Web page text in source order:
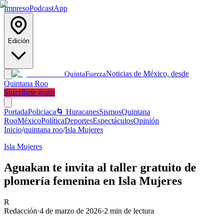
ImpresoPodcastApp
Edición
QuintaFuerzaNoticias de México, desde
Quintana Roo
Suscríbete gratis
PortadaPoliciaca 🌀 HuracanesSismosQuintana
RooMéxicoPolíticaDeportesEspectáculosOpinión
Inicio/quintana roo/Isla Mujeres
Isla Mujeres
Aguakan te invita al taller gratuito de
plomería femenina en Isla Mujeres
R
Redacción·4 de marzo de 2026·2 min de lectura